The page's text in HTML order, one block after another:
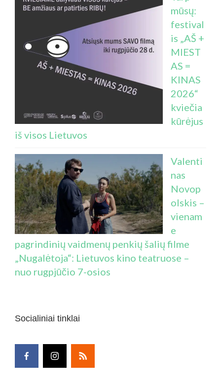
mūsų:
festival
is „AŠ +
MIEST
AS =
KINAS
2026“
kviečia
kūrėjus
iš visos Lietuvos
Valenti
nas
Novop
olskis –
vienam
e
pagrindinių vaidmenų penkių šalių filme
„Nugalėtoja“: Lietuvos kino teatruose –
nuo rugpjūčio 7-osios
Socialiniai tinklai